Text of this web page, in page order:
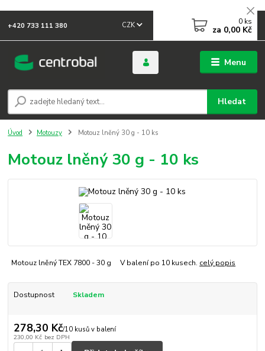
Menu
CZK
Hledat
+420 733 111 380 0 ks
za 0,00 Kč
Úvod Motouzy Motouz lněný 30 g - 10 ks
Motouz lněný 30 g - 10 ks
Motouz lněný TEX 7800 - 30 g V balení po 10 kusech. celý popis
Dostupnost Skladem
278,30 Kč/10 kusů v balení
230,00 Kč bez DPH